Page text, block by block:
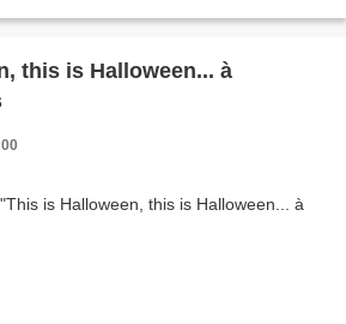
this is Halloween... à